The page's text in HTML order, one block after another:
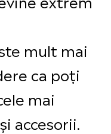
mult mai
ca poți
mai
accesorii.